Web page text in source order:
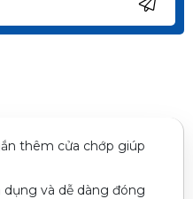
thêm cửa chớp giúp
dụng và dễ dàng đóng